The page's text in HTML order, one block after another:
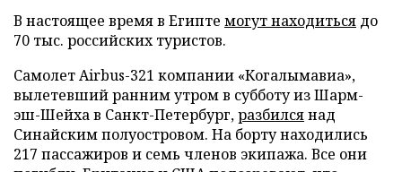
В настоящее время в Египте могут находиться до
70 тыс. российских туристов.
Самолет Аirbus-321 компании «Когалымавиа»,
вылетевший ранним утром в субботу из Шарм-
эш-Шейха в Санкт-Петербург,разбилсянад
Синайским полуостровом. На борту находились
217 пассажиров и семь членов экипажа. Все они